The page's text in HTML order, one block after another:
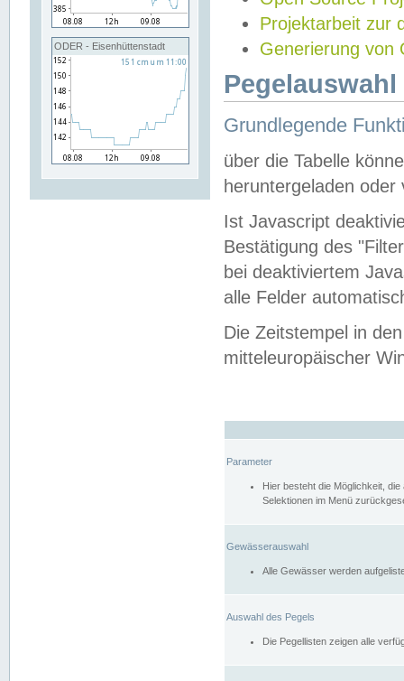
ODER - Eisenhüttenstadt
Projektarbeit zur
Generierung von
Grundlegende
über die Tabelle
heruntergeladen oder
Ist Javascript
Bestätigung des
bei deaktiviertem
alle Felder
Die Zeitstempel in
mitteleuropäischer
Parameter
Hier besteht die Möglichkeit,
Selektionen im Menü
Gewässerauswahl
Alle Gewässer werden
Auswahl des Pegels
Die Pegellisten zeigen alle